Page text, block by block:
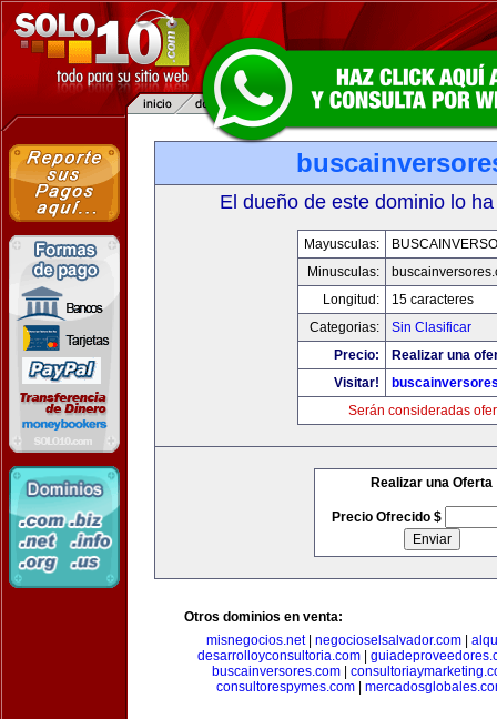
El dueño de este dominio lo
Mayusculas:
Minusculas:
Longitud:
15 caracteres
Categorias:
Sin Clasificar
Precio:
Realizar una
Visitar!
Serán consideradas
Realizar una Oferta
Precio Ofrecido $
Otros dominios en venta:
misnegocios.net| negocioselsalvador.com|
desarrolloyconsultoria.com
buscainversores.com|
consultorespymes.com